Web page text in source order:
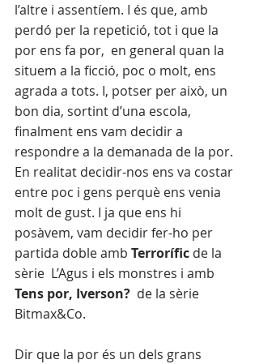
l’altre i assentíem. I és que, amb
perdó per la repetició, tot i que la
por ens fa por,  en general quan la
situem a la ficció, poc o molt, ens
agrada a tots. I, potser per això, un
bon dia, sortint d’una escola,
finalment ens vam decidir a
respondre a la demanada de la por.
En realitat decidir-nos ens va costar
entre poc i gens perquè ens venia
molt de gust. I ja que ens hi
posàvem, vam decidir fer-ho per
partida doble amb Terrorífic de la
sèrie  L’Agus i els monstres i amb
Tens por, Iverson?
  de la sèrie
Bitmax&Co.
Dir que la por és un dels grans